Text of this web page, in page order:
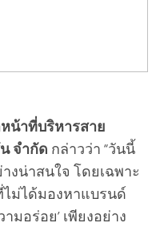
น้าที่บริหารสาย
จำกัด กล่าวว่า “วันนี้
งน่าสนใจ โดยเฉพาะ
ม่ได้มองหาแบรนด์
มอร่อย’ เพียงอย่าง